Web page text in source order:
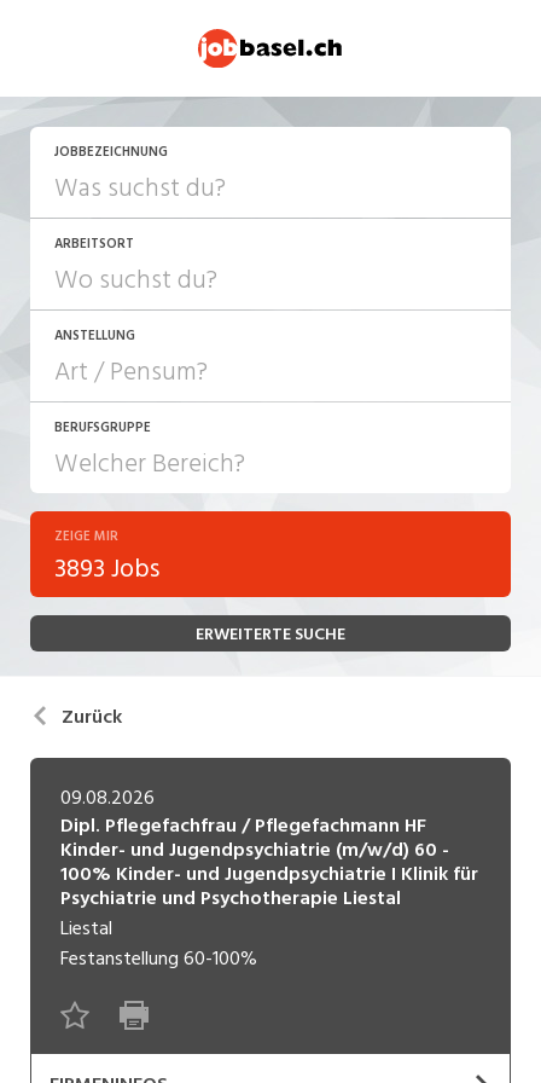
JOBBEZEICHNUNG
ARBEITSORT
ANSTELLUNG
JOB-TYP
Festanstellung
Temporär (befristet)
Praktikum
Lehrstelle
Ferienjob
POSITION
Führungsposition
Management / Kader
BERUFSGRUPPE
Bank, Versicherung
Bau, Handwerk, Elektro
Bildung, Kunst, Design, Soziale Berufe, Sport
Einkauf, Logistik, Transport, Verkehr
Engineering, Technik, Architektur
Finanzen, Controlling, Treuhand, Recht
Gartenbau, Landwirtschaft, Forstwirtschaft
Lebensmittel
Immobilien, Facility Management, Reinigung
ZEIGE MIR
3893 Jobs
ERWEITERTE SUCHE
Zurück
09.08.2026
Dipl. Pflegefachfrau / Pflegefachmann HF
Kinder- und Jugendpsychiatrie (m/w/d) 60 -
100% Kinder- und Jugendpsychiatrie I Klinik für
Psychiatrie und Psychotherapie Liestal
Liestal
Festanstellung60-100%